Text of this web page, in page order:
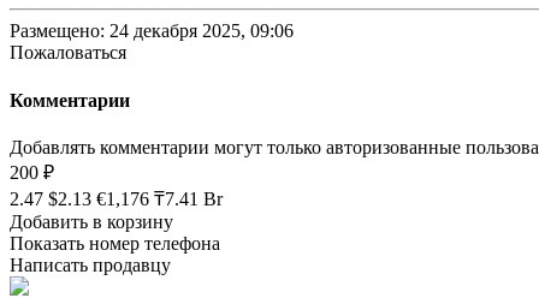
Размещено: 24 декабря 2025, 09:06
Пожаловаться
Комментарии
Добавлять комментарии могут только авторизованные
200 ₽
2.47 $2.13 €1,176 ₸7.41 Br
Добавить в корзину
Показать номер телефона
Написать продавцу